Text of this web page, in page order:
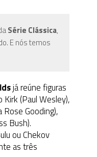
Série Clássica,
E nós temos
já reúne figuras
Kirk (Paul Wesley),
Rose Gooding),
Bush).
ou Chekov
as três